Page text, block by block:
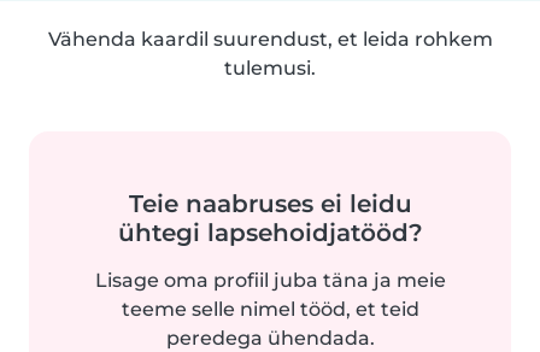
Vähenda kaardil suurendust, et leida rohkem
tulemusi.
Teie naabruses ei leidu
ühtegi lapsehoidjatööd?
Lisage oma profiil juba täna ja meie
teeme selle nimel tööd, et teid
peredega ühendada.